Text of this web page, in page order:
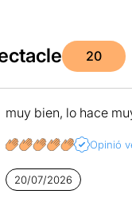
20
muy bien, lo hace
Opinió
20/07/2026